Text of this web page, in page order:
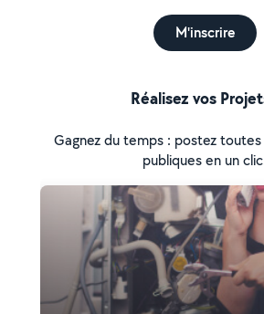
M'inscrire
Réalisez vos
Gagnez du temps : postez
publiques en un